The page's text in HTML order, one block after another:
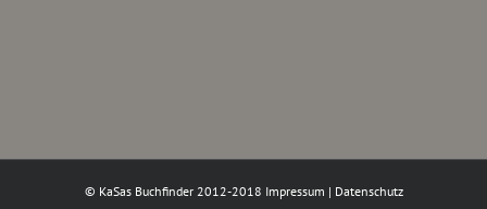
© KaSas Buchfinder 2012-2018 Impressum | Datenschutz